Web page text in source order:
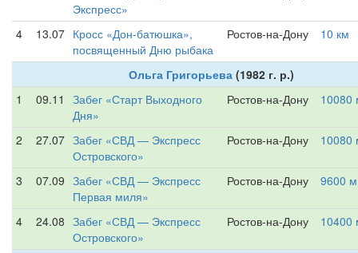
Экспресс»
4 13.07 Кросс «Дон-батюшка»,
посвященный Дню рыбака
Ростов-на-Дону 10 км
Ольга Григорьева (1982 г. р.)
1
09.11
Забег «Старт Выходного
Дня»
Ростов-на-Дону 10080
2 27.07 Забег «СВД — Экспресс
Островского»
Ростов-на-Дону 10080
3 07.09 Забег «СВД — Экспресс
Первая миля»
Ростов-на-Дону 9600 м
4 24.08 Забег «СВД — Экспресс
Островского»
Ростов-на-Дону 10400